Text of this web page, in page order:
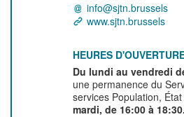
info@sjtn.brussels
www.sjtn.brussels
HEURES
Du lundi au vendredi
une permanence du
services Population,
mardi, de 16:00 à 18:30.